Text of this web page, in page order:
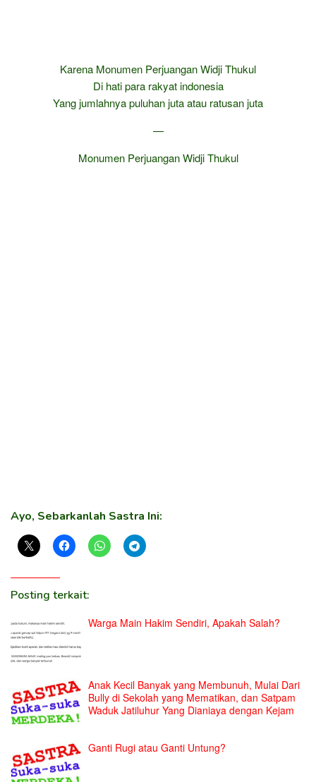
Karena Monumen Perjuangan Widji Thukul
Di hati para rakyat indonesia
Yang jumlahnya puluhan juta atau ratusan juta
—
Monumen Perjuangan Widji Thukul
Ayo, Sebarkanlah Sastra Ini:
Posting terkait:
Warga Main Hakim Sendiri, Apakah Salah?
Anak Kecil Banyak yang Membunuh, Mulai Dari
Bully di Sekolah yang Mematikan, dan Satpam
Waduk Jatiluhur Yang Dianiaya dengan Kejam
Ganti Rugi atau Ganti Untung?